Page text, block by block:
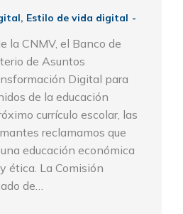
, Estilo de vida digital
la CNMV, el Banco de
de Asuntos
Digital para
de la educación
currículo escolar, las
reclamamos que
educación económica
ética. La Comisión
de…